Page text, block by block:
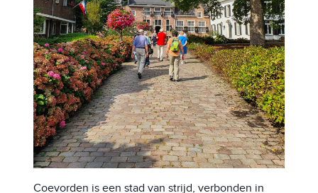
Coevorden is een stad van strijd, verbonden in